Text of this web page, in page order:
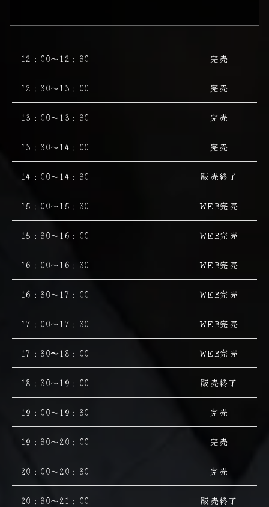
12：00～12：30 完売
12：30～13：00 完売
13：00～13：30 完売
13：30～14：00 完売
14：00～14：30 販売終了
15：00～15：30 WEB完売
15：30～16：00 WEB完売
16：00～16：30 WEB完売
16：30～17：00 WEB完売
17：00～17：30 WEB完売
17：30〜18：00 WEB完売
18：30～19：00 販売終了
19：00～19：30 完売
19：30～20：00 完売
20：00～20：30 完売
20：30～21：00 販売終了